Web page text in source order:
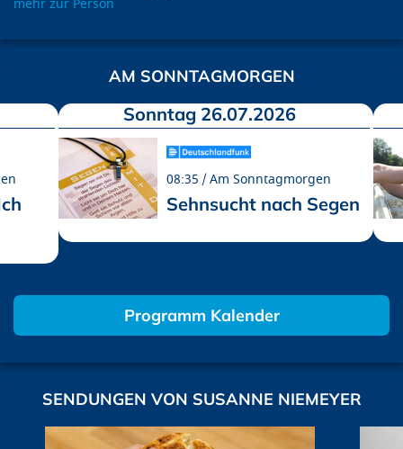
AM SONNTAGMORGEN
Sonntag 26.07.2026
08:35 Am Sonntagmorgen
Sehnsucht nach Segen
Programm Kalender
SENDUNGEN VON SUSANNE NIEMEYER